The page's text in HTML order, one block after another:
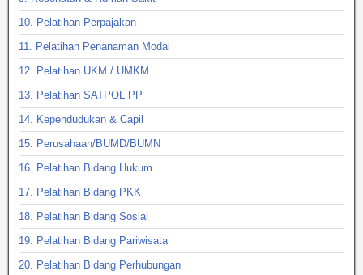
10. Pelatihan Perpajakan
11. Pelatihan Penanaman Modal
12. Pelatihan UKM / UMKM
13. Pelatihan SATPOL PP
14. Kependudukan & Capil
15. Perusahaan/BUMD/BUMN
16. Pelatihan Bidang Hukum
17. Pelatihan Bidang PKK
18. Pelatihan Bidang Sosial
19. Pelatihan Bidang Pariwisata
20. Pelatihan Bidang Perhubungan